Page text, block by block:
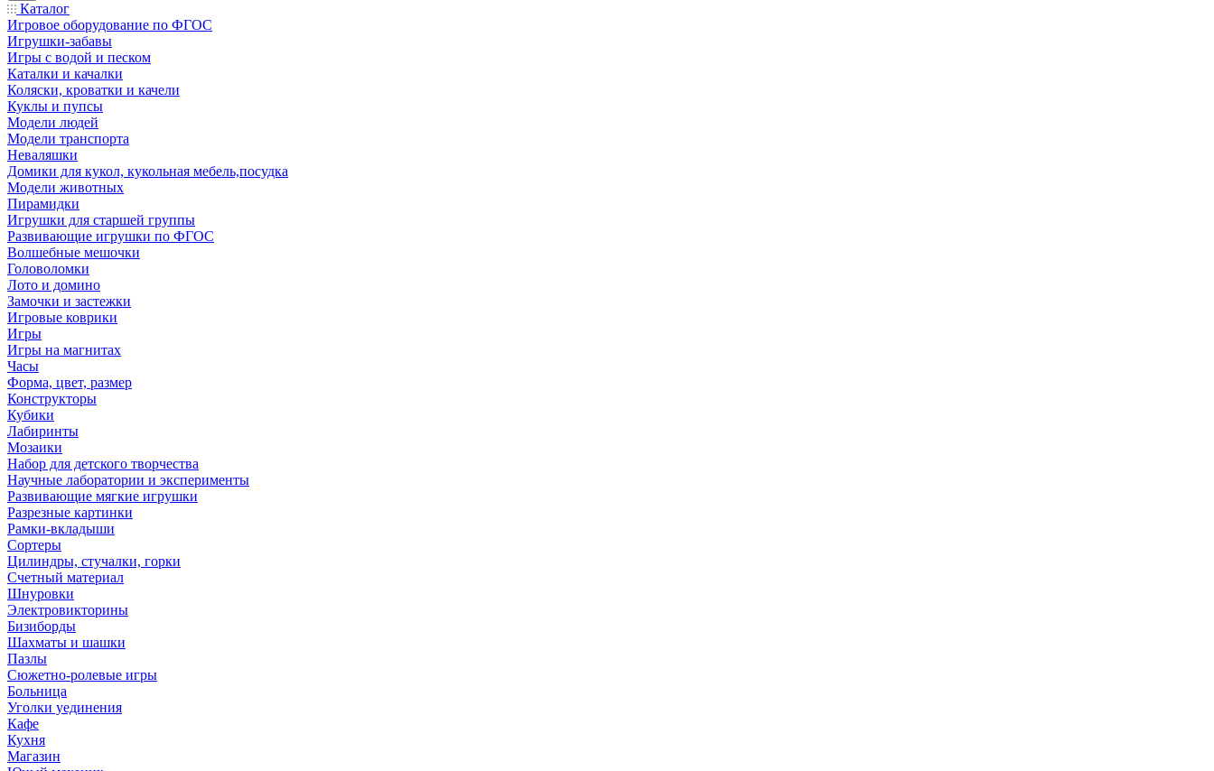
Каталог
Игровое оборудование по ФГОС
Игрушки-забавы
Игры с водой и песком
Каталки и качалки
Коляски, кроватки и качели
Куклы и пупсы
Модели людей
Модели транспорта
Неваляшки
Домики для кукол, кукольная мебель,посудка
Модели животных
Пирамидки
Игрушки для старшей группы
Развивающие игрушки по ФГОС
Волшебные мешочки
Головоломки
Лото и домино
Замочки и застежки
Игровые коврики
Игры
Игры на магнитах
Часы
Форма, цвет, размер
Конструкторы
Кубики
Лабиринты
Мозаики
Набор для детского творчества
Научные лаборатории и эксперименты
Развивающие мягкие игрушки
Разрезные картинки
Рамки-вкладыши
Сортеры
Цилиндры, стучалки, горки
Счетный материал
Шнуровки
Электровикторины
Бизиборды
Шахматы и шашки
Пазлы
Сюжетно-ролевые игры
Больница
Уголки уединения
Кафе
Кухня
Магазин